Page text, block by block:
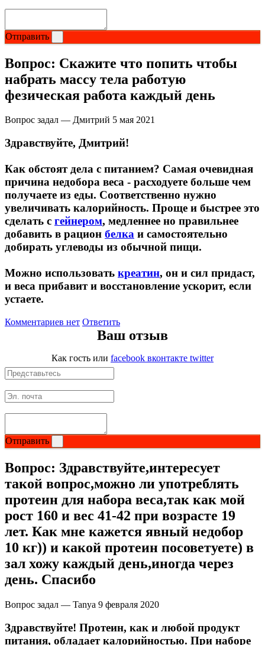
Батончики и напитки
НАЗАД
Напитки
Протеиновые батончики
Протеиновые печенья
Для тренировки
НАЗАД
BCAA
НАЗАД
Порошковые BCAA
Предтренировочные комплексы
Изотоники
Бета-аланин
Комплексы аминокислот
Энергетики
Таурин
Глютамин
Отправить
Вопрос: Скажите что попить чтобы
набрать массу тела работую
фезическая работа каждый день
Вопрос задал — Дмитрий 5 мая 2021
Здравствуйте, Дмитрий!
Как обстоят дела с питанием? Самая очевидная
причина недобора веса - расходуете больше чем
получаете из еды. Соответственно нужно
увеличивать калорийность. Проще и быстрее это
сделать с гейнером, медленнее но правильнее
добавить в рацион белка и самостоятельно
добирать углеводы из обычной пищи.
Можно использовать креатин, он и сил придаст,
и веса прибавит и восстановление ускорит, если
устаете.
Комментариев нет Ответить
Ваш отзыв
Как гость или facebook вконтакте twitter
Отправить
Вопрос: Здравствуйте,интересует
такой вопрос,можно ли употреблять
протеин для набора веса,так как мой
рост 160 и вес 41-42 при возрасте 19
лет. Как мне кажется явный недобор
10 кг)) и какой протеин посоветуете) в
зал хожу каждый день,иногда через
день. Спасибо
Вопрос задал — Tanya 9 февраля 2020
Здравствуйте! Протеин, как и любой продукт
питания, обладает калорийностью. При наборе